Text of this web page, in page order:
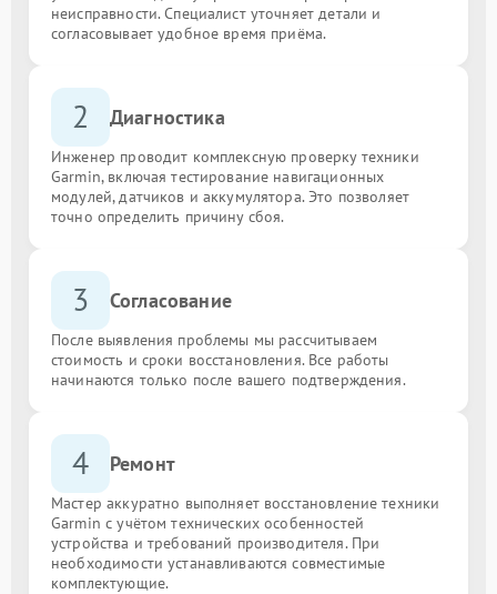
неисправности. Специалист уточняет детали и
согласовывает удобное время приёма.
2 Диагностика
Инженер проводит комплексную проверку техники
Garmin, включая тестирование навигационных
модулей, датчиков и аккумулятора. Это позволяет
точно определить причину сбоя.
3 Согласование
После выявления проблемы мы рассчитываем
стоимость и сроки восстановления. Все работы
начинаются только после вашего подтверждения.
4 Ремонт
Мастер аккуратно выполняет восстановление техники
Garmin с учётом технических особенностей
устройства и требований производителя. При
необходимости устанавливаются совместимые
комплектующие.